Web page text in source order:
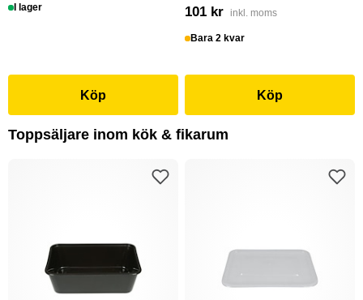
I lager
Köp
101 kr inkl. moms
Bara 2 kvar
Köp
Toppsäljare inom kök & fikarum